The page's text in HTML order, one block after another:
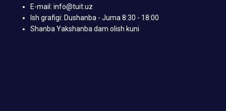
E-mail: info@tuit.uz
Ish grafigi: Dushanba - Juma 8:30 - 18:00
Shanba Yakshanba dam olish kuni